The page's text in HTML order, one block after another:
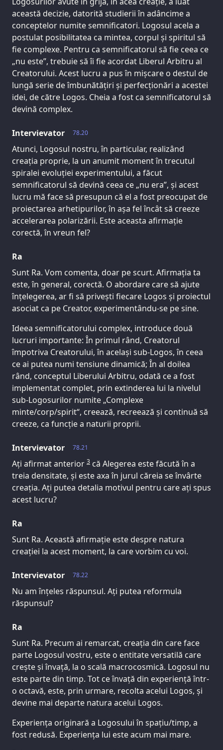
această decizie, datorită studierii în adâncime a
conceptelor numite semnificatori. Logosul acela a
postulat posibilitatea ca mintea, corpul și spiritul să
fie complexe. Pentru ca semnificatorul să fie ceea ce
„nu este”, trebuie să îi fie acordat Liberul Arbitru al
Creatorului. Acest lucru a pus în mișcare o destul de
lungă serie de îmbunătățiri și perfecționări a acestei
idei, de către Logos. Cheia a fost ca semnificatorul să
devină complex.
78.20
Intervievator
Atunci, Logosul nostru, în particular, realizând
creația proprie, la un anumit moment în trecutul
spiralei evoluției experimentului, a făcut
semnificatorul să devină ceea ce „nu era”, și acest
lucru mă face să presupun că el a fost preocupat de
proiectarea arhetipurilor, în așa fel încât să creeze
accelerarea polarizării. Este aceasta afirmație
corectă, în vreun fel?
Ra
Sunt Ra. Vom comenta, doar pe scurt. Afirmația ta
este, în general, corectă. O abordare care să ajute
înțelegerea, ar fi să privești fiecare Logos și proiectul
asociat ca pe Creator, experimentându-se pe sine.
Ideea semnificatorului complex, introduce două
lucruri importante: În primul rând, Creatorul
împotriva Creatorului, în același sub-Logos, în ceea
ce ai putea numi tensiune dinamică; În al doilea
rând, conceptul Liberului Arbitru, odată ce a fost
implementat complet, prin extinderea lui la nivelul
sub-Logosurilor numite „Complexe
minte/corp/spirit“, creează, recreează și continuă să
creeze, ca funcție a naturii proprii.
78.21
Intervievator
Ați afirmat anterior 3 că Alegerea este făcută în a
treia densitate, și este axa în jurul căreia se învârte
creația. Ați putea detalia motivul pentru care ați spus
acest lucru?
Ra
Sunt Ra. Această afirmație este despre natura
creației la acest moment, la care vorbim cu voi.
78.22
Intervievator
Nu am înțeles răspunsul. Ați putea reformula
răspunsul?
Ra
Sunt Ra. Precum ai remarcat, creația din care face
parte Logosul vostru, este o entitate versatilă care
crește și învață, la o scală macrocosmică. Logosul nu
este parte din timp. Tot ce învață din experiență într-
o octavă, este, prin urmare, recolta acelui Logos, și
devine mai departe natura acelui Logos.
Experiența originară a Logosului în spațiu/timp, a
fost redusă. Experiența lui este acum mai mare.